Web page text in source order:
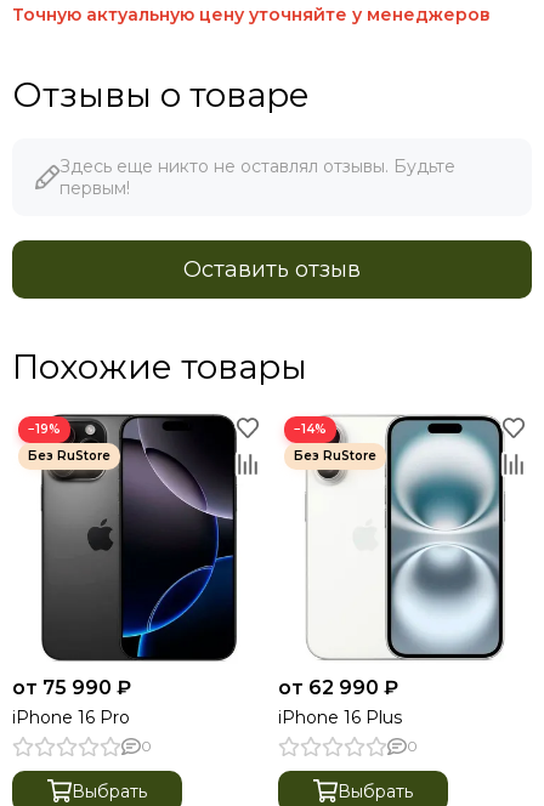
Точную актуальную цену уточняйте у менеджеров
Отзывы о товаре
Здесь еще никто не оставлял отзывы. Будьте
первым!
Оставить отзыв
Похожие товары
−19%
от 75 990 ₽
iPhone 16 Pro
0
Выбрать
−14%
от 62 990 ₽
iPhone 16 Plus
0
Выбрать